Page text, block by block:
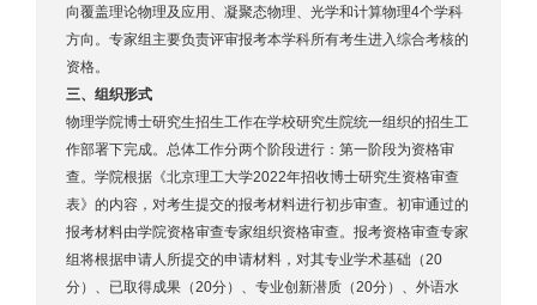
向覆盖理论物理及应用、凝聚态物理、光学和计算物理4个学科
方向。专家组主要负责评审报考本学科所有考生进入综合考核的
资格。
三、组织形式
物理学院博士研究生招生工作在学校研究生院统一组织的招生工
作部署下完成。总体工作分两个阶段进行：第一阶段为资格审
查。学院根据《北京理工大学2022年招收博士研究生资格审查
表》的内容，对考生提交的报考材料进行初步审查。初审通过的
报考材料由学院资格审查专家组织资格审查。报考资格审查专家
组将根据申请人所提交的申请材料，对其专业学术基础（20
分）、已取得成果（20分）、专业创新潜质（20分）、外语水